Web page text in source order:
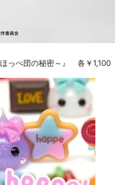
っぺ団の秘密～』 各￥1,100